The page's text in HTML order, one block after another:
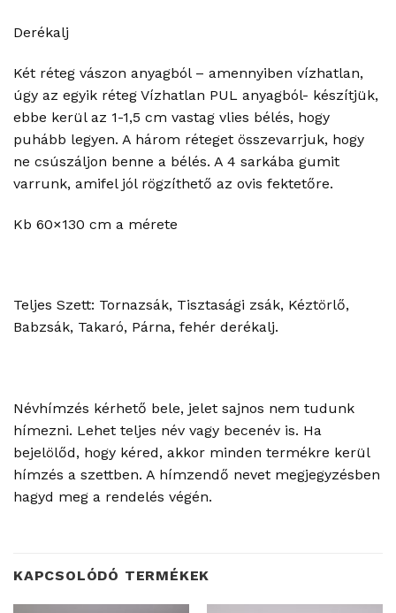
Derékalj
Két réteg vászon anyagból – amennyiben vízhatlan,
úgy az egyik réteg Vízhatlan PUL anyagból- készítjük,
ebbe kerül az 1-1,5 cm vastag vlies bélés, hogy
puhább legyen. A három réteget összevarrjuk, hogy
ne csúszáljon benne a bélés. A 4 sarkába gumit
varrunk, amifel jól rögzíthető az ovis fektetőre.
Kb 60×130 cm a mérete
Teljes Szett: Tornazsák, Tisztasági zsák, Kéztörlő,
Babzsák, Takaró, Párna, fehér derékalj.
Névhímzés kérhető bele, jelet sajnos nem tudunk
hímezni. Lehet teljes név vagy becenév is. Ha
bejelölőd, hogy kéred, akkor minden termékre kerül
hímzés a szettben. A hímzendő nevet megjegyzésben
hagyd meg a rendelés végén.
KAPCSOLÓDÓ TERMÉKEK